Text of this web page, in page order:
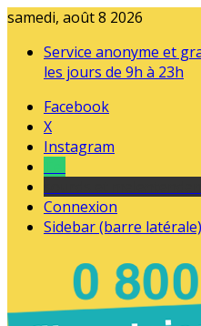
samedi, août 8 2026
Service anonyme et
les jours de 9h à 23h
Facebook
X
Instagram
Connexion
Sidebar (barre latérale)